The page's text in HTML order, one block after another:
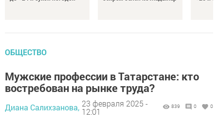
ОБЩЕСТВО
Мужские профессии в Татарстане: кто
востребован на рынке труда?
Диана Салихзанова, 23 февраля 2025 -
12:01
839 0 0